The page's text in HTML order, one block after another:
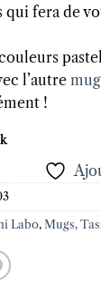
fera de
l’autre
!
Labo, Mugs,